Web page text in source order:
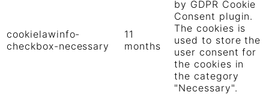
cookielawinfo-
checkbox-necessary
11
months
by GDPR Cookie
Consent plugin.
The cookies is
used to store the
user consent for
the cookies in
the category
"Necessary".